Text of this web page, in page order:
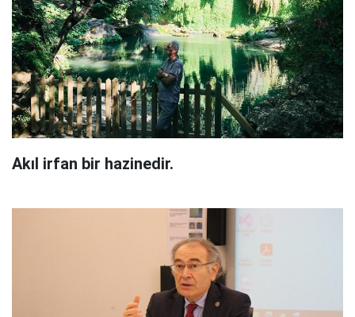
Akıl irfan bir hazinedir.